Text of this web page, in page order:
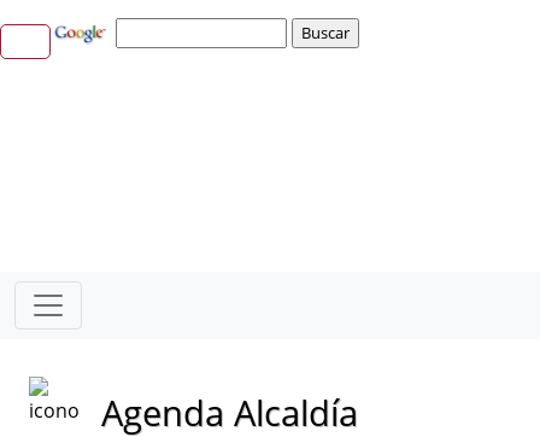
Agenda Alcaldía